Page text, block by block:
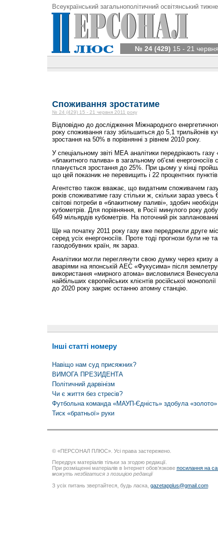
Всеукраїнський загальнополітичний освітянський
№ 24 (429) 15 - 21
Споживання зростатиме
№ 24 (429) 15 - 21 червня 2011 року
Відповідно до дослідження Міжнародного
року споживання газу збільшиться до 5,1 трильйонів
зростання на 50% в порівнянні з рівнем 2010 року.
У спеціальному звіті МЕА аналітики передрікають газу
«блакитного палива» в загальному об’ємі
планується зростання до 25%. При цьому у кінці
що цей показник не перевищить і 22 процентних
Агентство також вважає, що видатним споживачем
років споживатиме газу стільки ж, скільки зараз
світові потреби в «блакитному паливі», здобич
кубометрів. Для порівняння, в Росії минулого року
649 мільярдів кубометрів. На поточний рік
Ще на початку 2011 року газу вже передрекли друге
серед усіх енергоносіїв. Проте тоді прогнози були не
газодобувних країн, як зараз.
Аналітики могли переглянути свою думку через кризу
аваріями на японській АЕС «Фукусима» після
використання «мирного атома» висловилися
найбільших європейських клієнтів російської
до 2020 року закриє останню атомну станцію.
Інші статті номеру
Навіщо нам суд присяжних?
ВИМОГА ПРЕЗИДЕНТА
Політичний дарвінізм
Чи є життя без стресів?
Футбольна команда «МАУП-Єдність» здобула «золото»
Тиск «братньої» руки
© «ПЕРСОНАЛ ПЛЮС». Усі права застережено.
Передрук матеріалів тільки за згодою редакції.
При розміщенні матеріалів в Інтернет обов’язкове посилання на
можуть незбігатися з позицією редакції
З усіх питань звертайтеся, будь ласка, gazetapplus@gmail.com